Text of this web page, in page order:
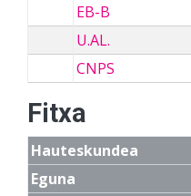
EB-B
U.AL.
CNPS
Fitxa
Hauteskundea
Eguna